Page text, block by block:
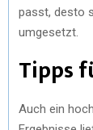
passt, desto
umgesetzt.
Tipps
Auch ein